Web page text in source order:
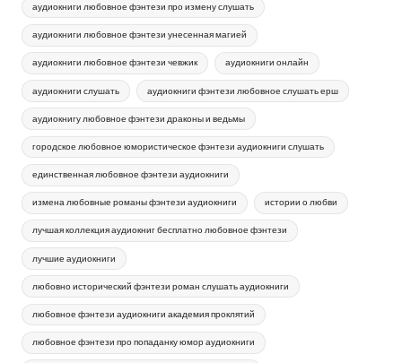
аудиокниги любовное фэнтези про измену слушать
аудиокниги любовное фэнтези унесенная магией
аудиокниги любовное фэнтези чевжик аудиокниги онлайн
аудиокниги слушать аудиокниги фэнтези любовное слушать ерш
аудиокнигу любовное фэнтези драконы и ведьмы
городское любовное юмористическое фэнтези аудиокниги слушать
единственная любовное фэнтези аудиокниги
измена любовные романы фэнтези аудиокниги истории о любви
лучшая коллекция аудиокниг бесплатно любовное фэнтези
лучшие аудиокниги
любовно исторический фэнтези роман слушать аудиокниги
любовное фэнтези аудиокниги академия проклятий
любовное фэнтези про попаданку юмор аудиокниги